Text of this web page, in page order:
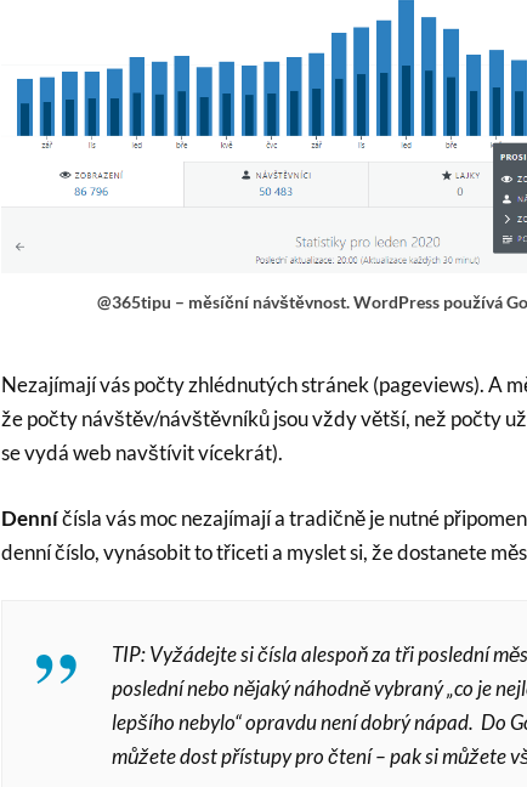
@365tipu – měsíční návštěvnost. WordPress používá
Nezajímají vás počty zhlédnutých stránek (pageviews). A
že počty návštěv/návštěvníků jsou vždy větší, než počty
se vydá web navštívit vícekrát).
Denníčísla vás moc nezajímají a tradičně je nutné
denní číslo, vynásobit to třiceti a myslet si, že dostanete
TIP: Vyžádejte si čísla alespoň za tři poslední
poslední nebo nějaký náhodně vybraný „co je
lepšího nebylo“ opravdu není dobrý nápad. Do
můžete dost přístupy pro čtení – pak si můžete